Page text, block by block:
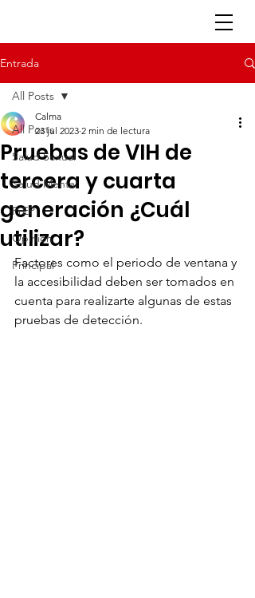
Entrada
All Posts
Salud Sexual
Salud Mental
PrEP
Opinión
Principal
All Posts
Pruebas de VIH de
tercera y cuarta
generación ¿Cuál
utilizar?
Calma
23 jul 2023 2 min de lectura
Factores como el periodo de ventana y
la accesibilidad deben ser tomados en
cuenta para realizarte algunas de estas
pruebas de detección.